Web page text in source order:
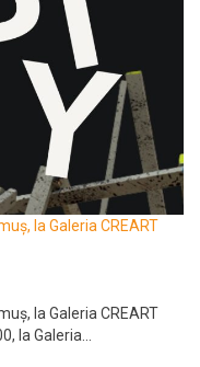
la Galeria CREART
la Galeria CREART
la Galeria...